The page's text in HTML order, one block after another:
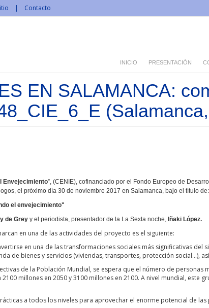
Contacto
INICIO PRESENTACIÓN
EN SALAMANCA:
Envejecimiento”, (CENIE), cofinanciado por el Fondo Europeo de
el próximo día 30 de noviembre 2017 en Salamanca, bajo el título de:
el envejecimiento"
de Grey y el periodista, presentador de la La Sexta noche, Iñaki López.
en una de las actividades del proyecto es el siguiente:
en una de las transformaciones sociales más significativas del
de bienes y servicios (viviendas, transportes, protección social...),
de la Población Mundial, se espera que el número de
millones en 2050 y 3100 millones en 2100. A nivel mundial,
a todos los niveles para aprovechar el enorme potencial de las